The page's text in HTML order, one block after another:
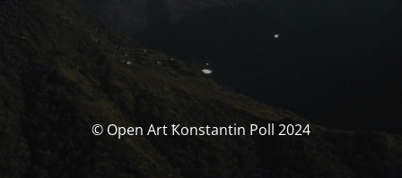
© Open Art Ҟonstantin Poll 2024